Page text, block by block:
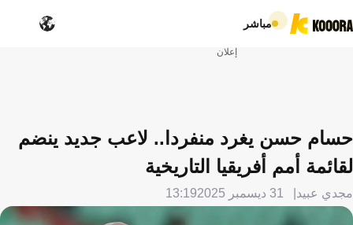
مباشر
إعلان
حسام حسن يغرد منفردا.. لاعب جديد ينضم
لقائمة أمم أفريقيا التاريخية
مجدي عبيد 31 ديسمبر 2025 13:19